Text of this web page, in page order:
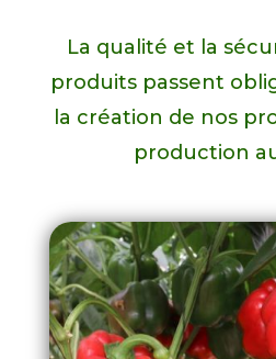
La qualité et la
produits passent
la création de nos
production